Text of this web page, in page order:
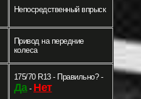
Непосредственный впрыск
Привод на передние
колеса
175/70 R13 - Правильно? -
Да- Нет